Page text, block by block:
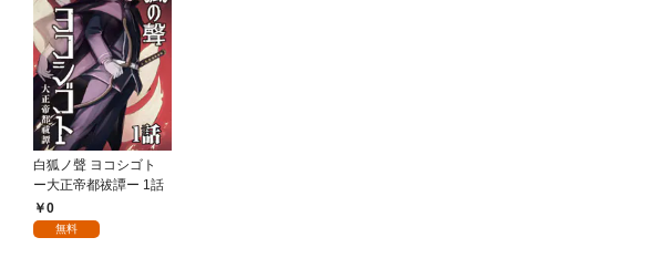
白狐ノ聲 ヨコシゴト
ー大正帝都祓譚ー 1話
0
無料